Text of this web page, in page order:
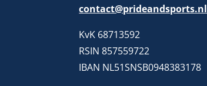
contact@prideandsports.nl
KvK 68713592
RSIN 857559722
IBAN NL51SNSB0948383178